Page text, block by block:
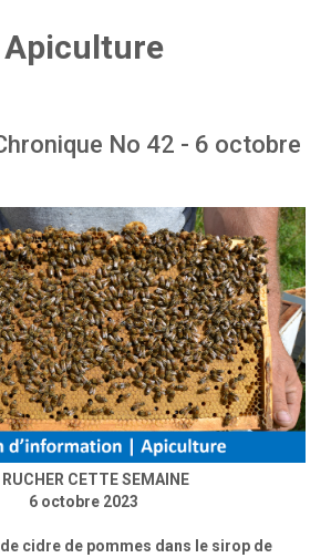
Apiculture
No 42 - 6 octobre
CETTE SEMAINE
6 octobre 2023
cidre de pommes dans le sirop de